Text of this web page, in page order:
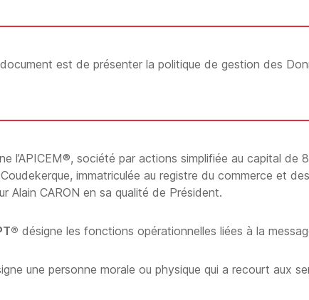
est de présenter la politique de gestion des
l’APICEM®, société par actions simplifiée au capital
immatriculée au registre du commerce et
Alain CARON en sa qualité de Président.
désigne les fonctions opérationnelles liées à la
une personne morale ou physique qui a recourt aux